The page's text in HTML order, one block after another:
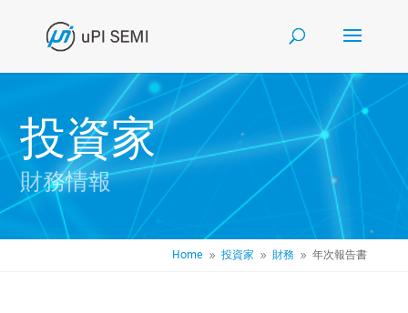
投資家
財務情報
Home 9 投資家 9 財務 9 年次報告書